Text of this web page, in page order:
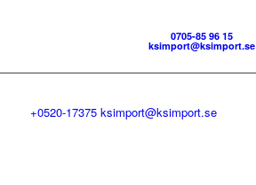
0705-85 96 15
ksimport@ksimport.se
+0520-17375 ksimport@ksimport.se